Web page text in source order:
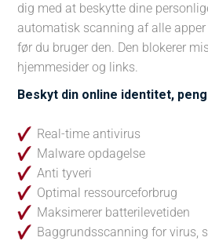
dig med at beskytte dine
automatisk scanning af alle
før du bruger den. Den blokerer
hjemmesider og links.
Beskyt din online identitet,
Real-time antivirus
Malware opdagelse
Anti tyveri
Optimal ressourceforbrug
Maksimerer batterilevetiden
Baggrundsscanning for virus,